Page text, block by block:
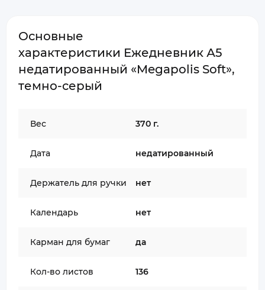
Основные
характеристики Ежедневник А5
недатированный «Megapolis Soft»,
темно-серый
Вес 370 г.
Дата недатированный
Держатель для ручки нет
Календарь нет
Карман для бумаг да
Кол-во листов 136